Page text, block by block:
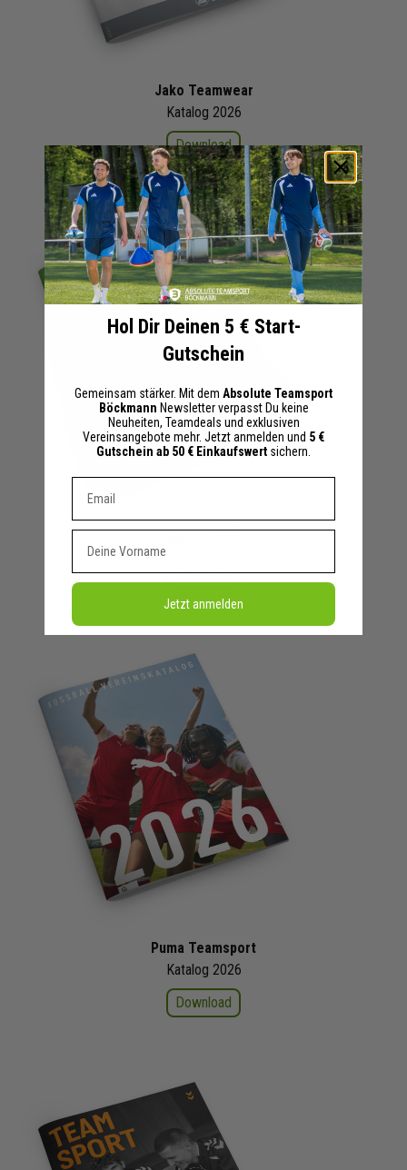
Jako Teamwear
Katalog 2026
Download
Erima Teamsport
Download
Puma Teamsport
Katalog 2026
Download
Hol Dir Deinen 5 € Start-
Gutschein
Gemeinsam stärker. Mit dem Absolute Teamsport
Böckmann Newsletter verpasst Du keine
Neuheiten, Teamdeals und exklusiven
Vereinsangebote mehr. Jetzt anmelden und 5 €
Gutschein ab 50 € Einkaufswert sichern.
Dein E-mail Adresse
Vorname
Jetzt anmelden